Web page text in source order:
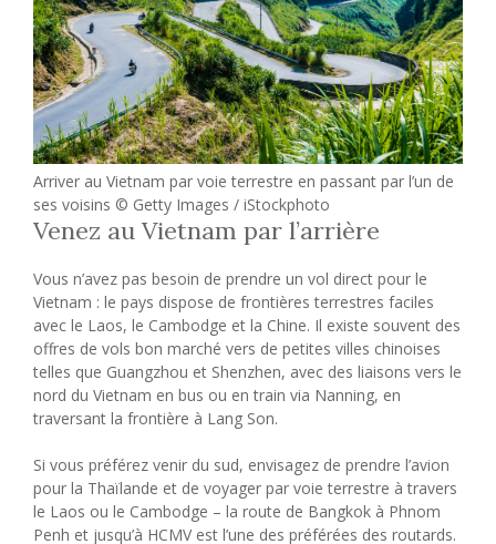
Arriver au Vietnam par voie terrestre en passant par l’un de
ses voisins © Getty Images / iStockphoto
Venez au Vietnam par l’arrière
Vous n’avez pas besoin de prendre un vol direct pour le
Vietnam : le pays dispose de frontières terrestres faciles
avec le Laos, le Cambodge et la Chine. Il existe souvent des
offres de vols bon marché vers de petites villes chinoises
telles que Guangzhou et Shenzhen, avec des liaisons vers le
nord du Vietnam en bus ou en train via Nanning, en
traversant la frontière à Lang Son.
Si vous préférez venir du sud, envisagez de prendre l’avion
pour la Thaïlande et de voyager par voie terrestre à travers
le Laos ou le Cambodge – la route de Bangkok à Phnom
Penh et jusqu’à HCMV est l’une des préférées des routards.